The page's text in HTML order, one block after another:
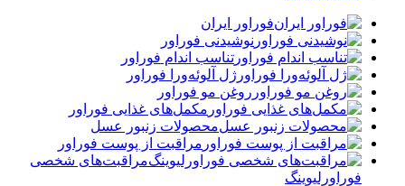
فوراور ایران
نوشیدنی فوراور
تناسب اندام فوراور
ژل آلوئه‌ورا فوراور
روغن مو فوراور
مکمل‌های غذایی فوراور
محصولات زنبور عسل
مراقبت از پوست فوراور
مراقبت‌های شخصی
فوراورلیوینگ